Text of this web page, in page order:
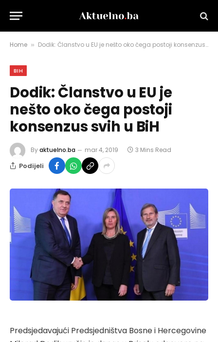
Home » Dodik: Članstvo u EU je nešto oko čega postoji konsenzus svih u BiH
BIH
Dodik: Članstvo u EU je
nešto oko čega postoji
konsenzus svih u BiH
Byaktuelno.ba mar 4, 2019 3 Mins Read
Podijeli
Predsjedavajući Predsjedništva Bosne i Hercegovine